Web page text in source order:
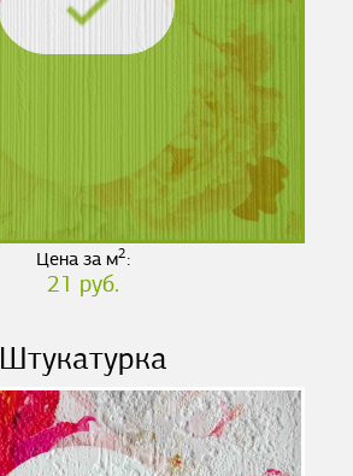
Цена за м2:
21 руб.
Штукатурка